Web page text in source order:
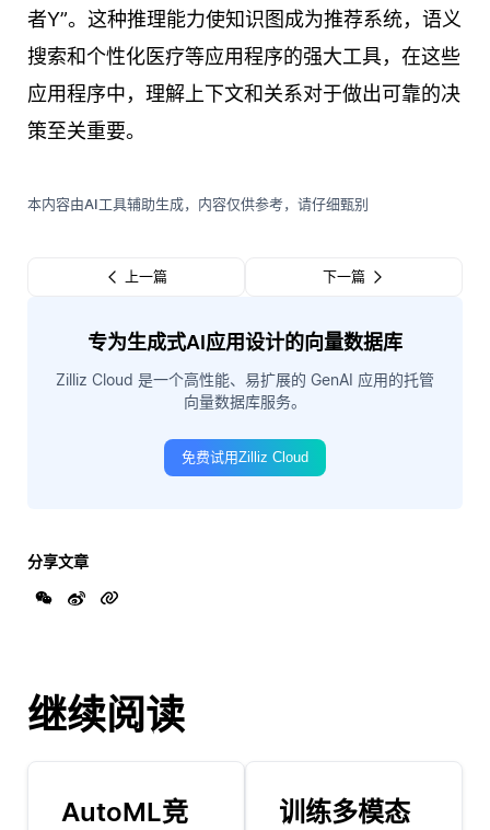
者Y”。这种推理能力使知识图成为推荐系统，语义
搜索和个性化医疗等应用程序的强大工具，在这些
应用程序中，理解上下文和关系对于做出可靠的决
策至关重要。
本内容由AI工具辅助生成，内容仅供参考，请仔细甄别
上一篇 下一篇
专为生成式AI应用设计的向量数据库
Zilliz Cloud 是一个高性能、易扩展的 GenAI 应用的托管
向量数据库服务。
免费试用Zilliz Cloud
分享文章
继续阅读
AutoML竞
训练多模态